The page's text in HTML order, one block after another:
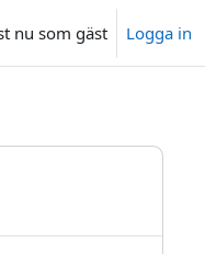
nu som gäst Logga in